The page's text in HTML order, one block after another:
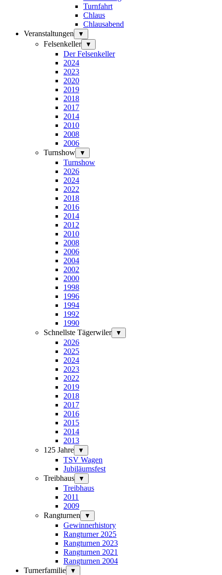
Turnfahrt
Chlaus
Chlausabend
Veranstaltungen
▼
Felsenkeller ▼
Der Felsenkeller
2024
2023
2020
2019
2018
2017
2014
2010
2008
2006
Turnshow
▼
Turnshow
2026
2024
2022
2018
2016
2014
2012
2010
2008
2006
2004
2002
2000
1998
1996
1994
1992
1990
Schnellste Tägerwiler
▼
2026
2025
2024
2023
2022
2019
2018
2017
2016
2015
2014
2013
125 Jahre
▼
TSV Wagen
Jubiläumsfest
Treibhaus
▼
Treibhaus
2011
2009
Rangturnen
▼
Gewinnerhistory
Rangturner 2025
Rangturnen 2023
Rangturnen 2021
Rangturnen 2004
Turnerfamilie
▼